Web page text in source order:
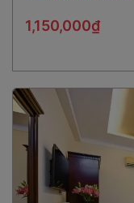
1,150,000₫